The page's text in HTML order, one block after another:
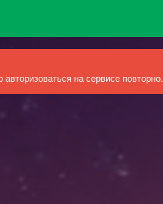
на сервисе повторно.